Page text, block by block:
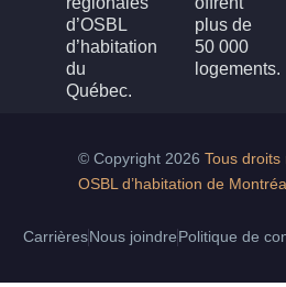
d’OSBL
d’habitation
du
Québec.
plus de
50 000
logements.
© Copyright 2026 Tous
OSBL d’habitation de Montréal
Carrières Nous joindre Politique de